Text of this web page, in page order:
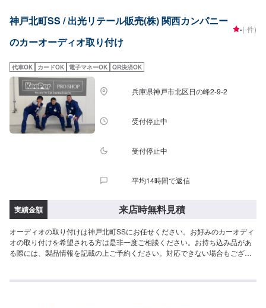
神戸北町SS / 出光リテール販売(株) 関西カンパニー
のカーオーディオ取り付け
-(-件)
代車OK カードOK 電子マネーOK QR決済OK
兵庫県神戸市北区日の峰2-9-2
受付停止中
受付停止中
平均14時間で返信
実績金額 来店時無料見積
オーディオの取り付けは神戸北町SSにお任せください。お好みのカーオディ
オの取り付けを希望される方は是非一度ご相談ください。お持ち込み品があ
る際には、製品情報を記載の上ご予約ください。対応できない場合もござい